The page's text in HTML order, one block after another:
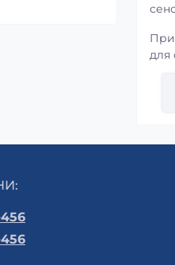
При
для
в
456
456